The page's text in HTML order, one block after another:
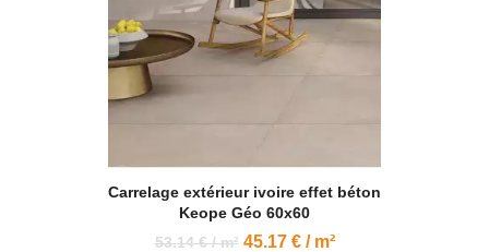
Carrelage extérieur ivoire effet béton
Keope Géo 60x60
53.14 € / m² 45.17 € / m²